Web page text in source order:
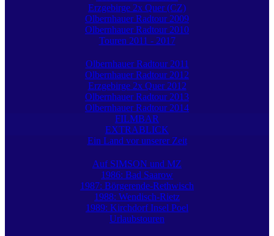
Erzgebirge 2x Quer (CZ)
Olbernhauer Radtour 2009
Olbernhauer Radtour 2010
Touren 2011 - 2017
Olbernhauer Radtour 2011
Olbernhauer Radtour 2012
Erzgebirge 2x Quer 2012
Olbernhauer Radtour 2013
Olbernhauer Radtour 2014
FILMBAR
EXTRABLICK
Ein Land vor unserer Zeit
Auf SIMSON und MZ
1986: Bad Saarow
1987: Börgerende-Rethwisch
1988: Wendisch-Rietz
1989: Kirchdorf Insel Poel
Urlaubstouren